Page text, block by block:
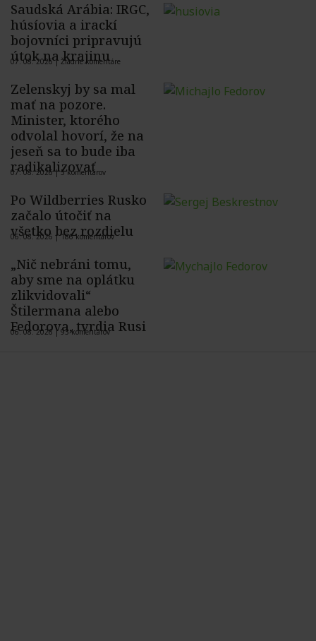
Saudská Arábia: IRGC,
húsíovia a irackí
bojovníci pripravujú
útok na krajinu
07. 08. 2026 | Žiadne komentáre
Zelenskyj by sa mal
mať na pozore.
Minister, ktorého
odvolal hovorí, že na
jeseň sa to bude iba
radikalizovať
07. 08. 2026 |5 komentárov
Po Wildberries Rusko
začalo útočiť na
všetko bez rozdielu
06. 08. 2026 |186 komentárov
„Nič nebráni tomu,
aby sme na oplátku
zlikvidovali“
Štilermana alebo
Fedorova, tvrdia Rusi
06. 08. 2026 |93 komentárov